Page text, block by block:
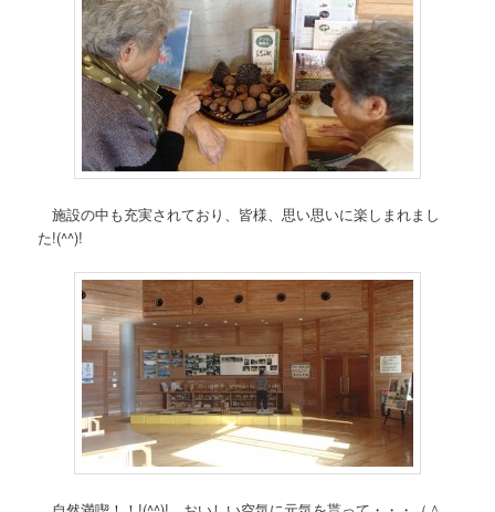
施設の中も充実されており、皆様、思い思いに楽しまれまし
た!(^^)!